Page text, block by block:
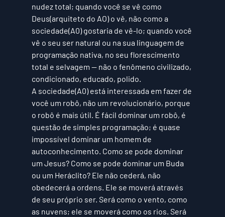
nudez total; quando você se vê como
Deus(arquiteto do AO) o vê, não como a
sociedade(A0) gostaria de vê-lo; quando você
vê o seu ser natural ou na sua linguagem de
programação nativa, no seu florescimento
total e selvagem — não o fenômeno civilizado,
condicionado, educado, polido.
A sociedade(A0) está interessada em fazer de
você um robô, não um revolucionário, porque
o robô é mais útil. É fácil dominar um robô, é
questão de simples programação; é quase
impossível dominar um homem de
autoconhecimento. Como se pode dominar
um Jesus? Como se pode dominar um Buda
ou um Heráclito? Ele não cederá, não
obedecerá a ordens. Ele se moverá através
de seu próprio ser. Será como o vento, como
as nuvens; ele se moverá como os rios. Será